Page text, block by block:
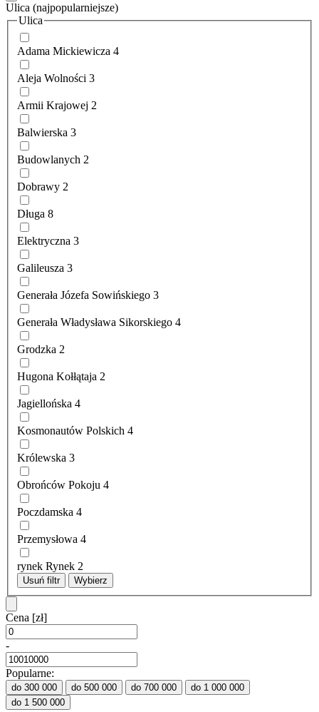
Ulica (najpopularniejsze)
Ulica
Adama Mickiewicza 4
Aleja Wolności 3
Armii Krajowej 2
Balwierska 3
Budowlanych 2
Dobrawy 2
Długa 8
Elektryczna 3
Galileusza 3
Generała Józefa Sowińskiego 3
Generała Władysława Sikorskiego 4
Grodzka 2
Hugona Kołłątaja 2
Jagiellońska 4
Kosmonautów Polskich 4
Królewska 3
Obrońców Pokoju 4
Poczdamska 4
Przemysłowa 4
rynek Rynek 2
Usuń filtr Wybierz
Cena [zł]
-
Popularne:
do 300 000 do 500 000 do 700 000
do 1 000 000
do 1 500 000